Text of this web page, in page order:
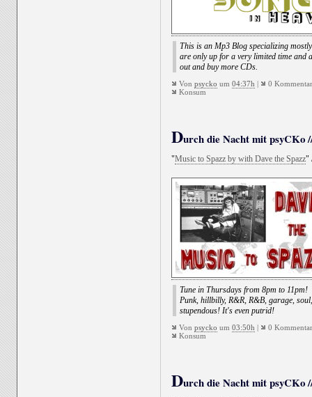
This is an Mp3 Blog specializing
are only up for a very limited time and
out and buy more CDs.
Von psycko um 04:37h |
0
Konsum
Durch die Nacht mit psyCKo
"Music to Spazz by with Dave the Spazz"
Tune in Thursdays from 8pm to 11pm!
Punk, hillbilly, R&R, R&B, garage,
stupendous! It's even putrid!
Von psycko um 03:50h |
0
Konsum
Durch die Nacht mit psyCKo